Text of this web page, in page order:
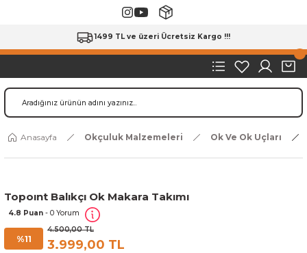
1499 TL ve üzeri Ücretsiz Kargo !!!
Anasayfa Okçuluk Malzemeleri Ok Ve Ok Uçları
Topoınt Balıkçı Ok Makara Takımı
4.8 Puan - 0 Yorum
%11
4.500,00 TL
3.999,00 TL